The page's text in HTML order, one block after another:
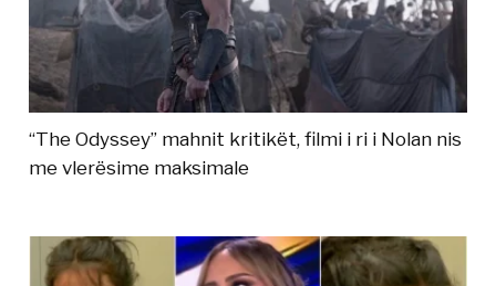
“The Odyssey” mahnit kritikët, filmi i ri i Nolan nis
me vlerësime maksimale